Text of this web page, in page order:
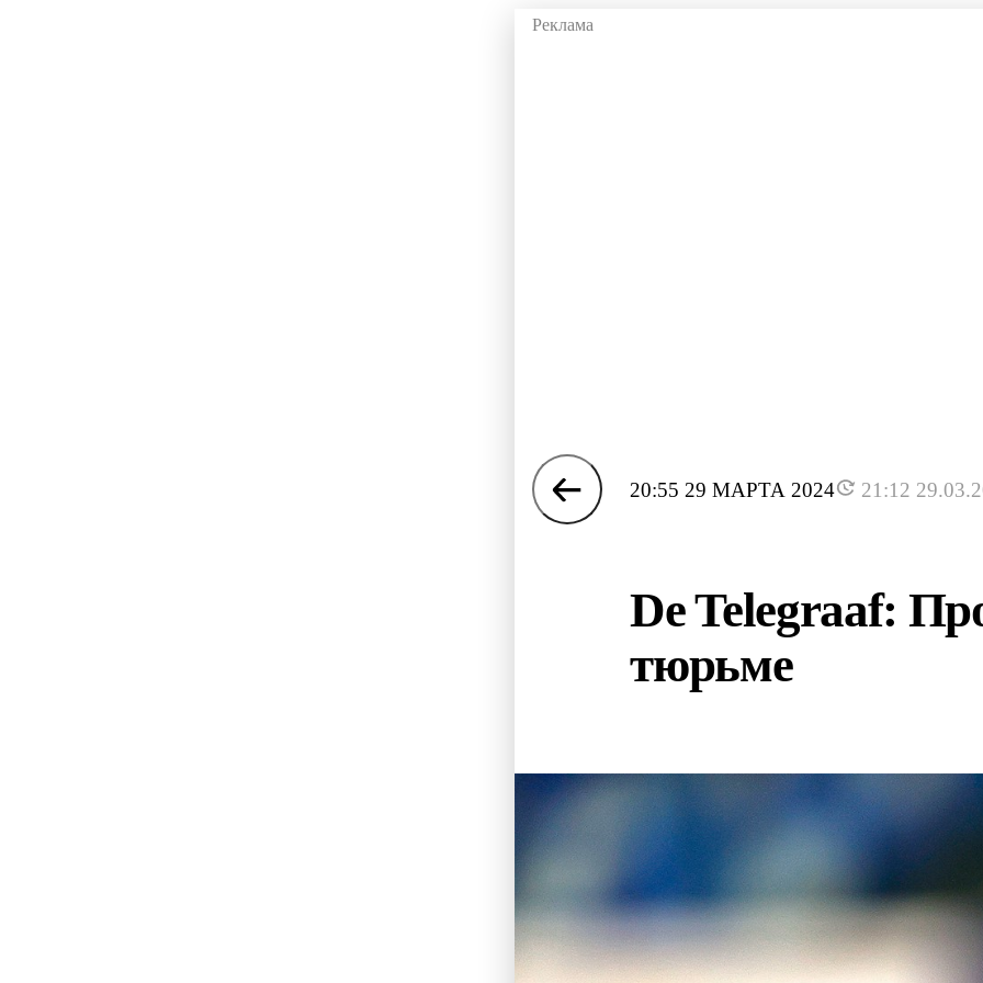
20:55 29 МАРТА 2024 21:12
De Telegraaf:
тюрьме